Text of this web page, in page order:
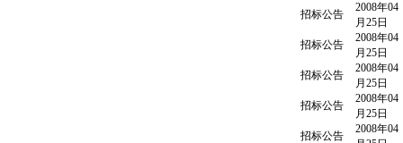
招标公告
2008年04
月25日
招标公告
2008年04
月25日
招标公告
2008年04
月25日
招标公告
2008年04
月25日
招标公告
2008年04